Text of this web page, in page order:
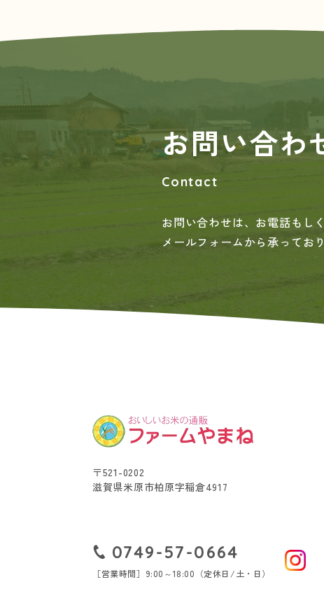
お問い合わ
Contact
お問い合わせは、お電話もし
メールフォームから承っており
〒521-0202
滋賀県米原市柏原字稲倉4917
0749-57-0664
［営業時間］9:00～18:00（定休日/土・日）